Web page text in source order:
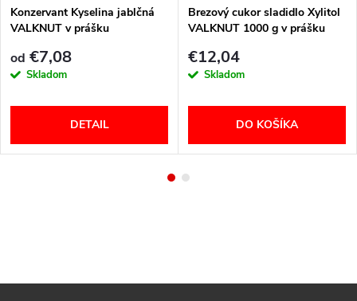
Konzervant Kyselina jablčná
VALKNUT v prášku
od €7,08
Skladom
DETAIL
Brezový cukor sladidlo Xylitol
VALKNUT 1000 g v prášku
€12,04
Skladom
DO KOŠÍKA